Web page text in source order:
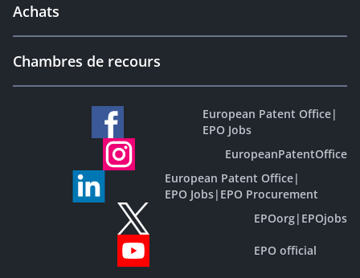
Achats
Chambres de recours
European Patent Office|
EPO Jobs
EuropeanPatentOffice
European Patent Office|
EPO Jobs| EPO Procurement
EPOorg| EPOjobs
EPO official